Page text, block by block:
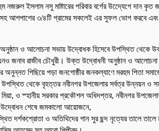
ইসলাম নসু মাষ্টারের পরিবার বর্গের উদ্যেেগে দান কৃত
আশপাশের ৩/৪টি গ্রামের সকলেই এর সুফল ভোগ করবে এবং
অনুষ্ঠান ও আলোচনা সভায় উদ্বোধক হিসেবে উপস্থিত থেকে
জনাব রাজীব চৌধুরী। উক্ত উদ্বোধনী অনুষ্ঠান ও
পিছিয়ে পড়া জনগোষ্ঠীর জনকল্যাণে মরহুম পিতা
থেকে বৃহত্তর নবীনগর উপজেলার সর্বত্র উন্নয়ন ও
ও স্হানীয় সরকার প্রকৌশল অধিদপ্তর, নবীনগর
উদ্বোধন শেষে জমকালো আয়োজনে,
দর্শকশ্রোতা ও অতিথিদের গান সুর ছন্দ নৃত্যের তালে তালে